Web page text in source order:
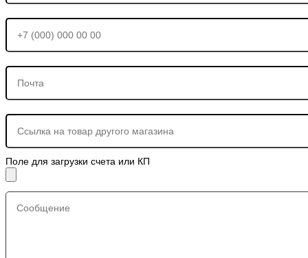
Поле для загрузки счета или КП